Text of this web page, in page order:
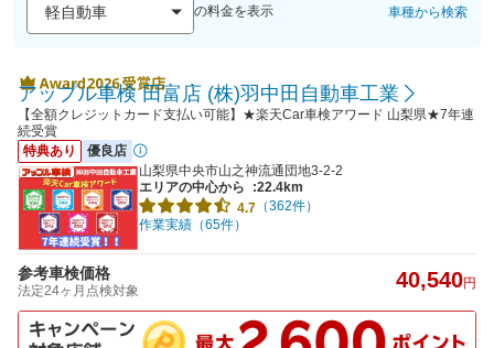
の料金を表示 車種から検索
アップル車検 田富店 (株)羽中田自動車工業
【全額クレジットカード支払い可能】★楽天Car車検アワード 山梨県★7年連
続受賞
特典あり
優良店
山梨県中央市山之神流通団地3-2-2
エリアの中心から
:22.4km
4.7 （362件）
作業実績（65件）
参考車検価格
法定24ヶ月点検対象 40,540円